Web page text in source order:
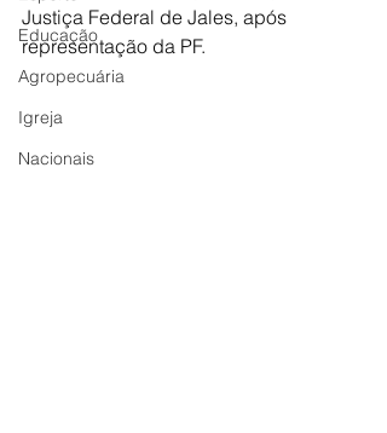
Educação
Agropecuária
Igreja
Nacionais
Justiça Federal de Jales, após
representação da PF.